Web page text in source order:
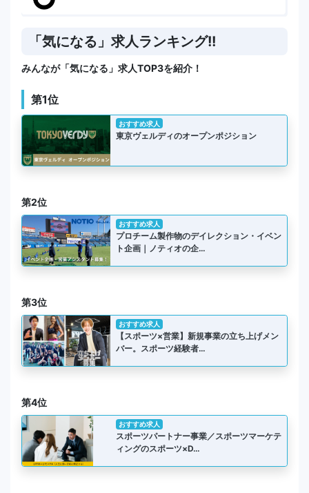
「気になる」求人ランキング!!
みんなが「気になる」求人TOP3を紹介！
第1位
おすすめ求人
東京ヴェルディのオープンポジション
第2位
おすすめ求人
プロチーム製作物のデイレクション・イベン
ト企画｜ノティオの企…
第3位
おすすめ求人
【スポーツ×営業】新規事業の立ち上げメン
バー。スポーツ経験者…
第4位
おすすめ求人
スポーツパートナー事業／スポーツマーケテ
ィングのスポーツ×D…